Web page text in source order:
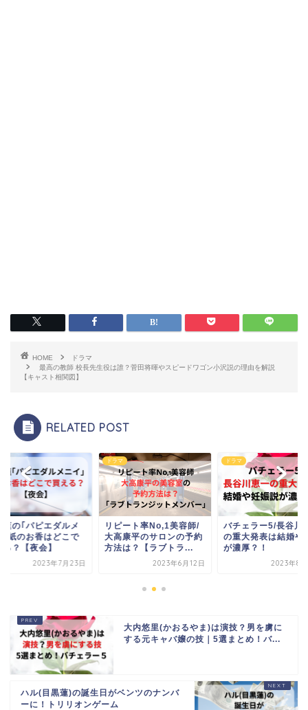
HOME
ドラマ
最高の教師 校長先生役は誰？菅田将暉やスピードワゴン小沢説の理由を解説
【キャスト相関図】
RELATED POST
ート率No,1美容師/
康平のサロンの予約
は？【ラブトラ...
2023年6月12日
ドラマ
バチェラー5/長谷川恵一
の重大発表は結婚や妊娠
が濃厚？！
2023年8月23日
ドラマ
目黒蓮の｢パピエダ
ニイ｣紙のお香はど
買える？【夜会】
2023年7
大内悠里(かおるやま)は演技？男を虜に
する元キャバ嬢の技｜5選まとめ！バ...
ハル(目黒蓮)の誕生日がベンツのナンバ
ーに！トリリオンゲーム